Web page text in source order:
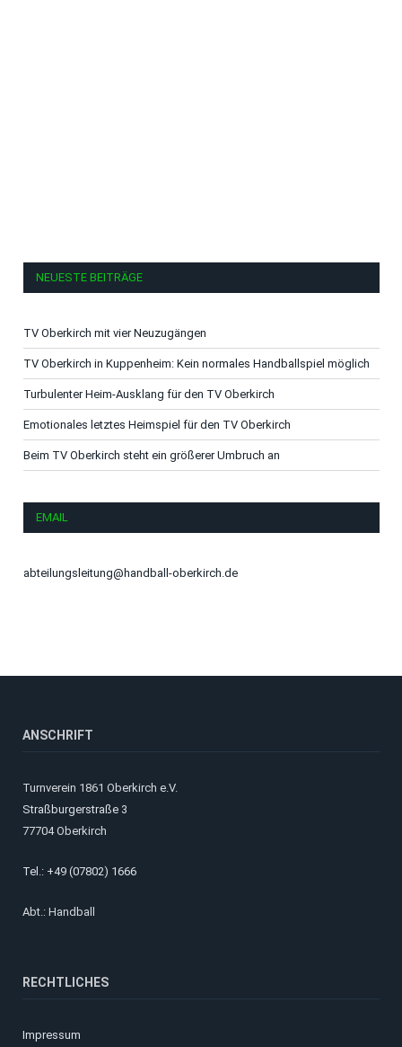
NEUESTE BEITRÄGE
TV Oberkirch mit vier Neuzugängen
TV Oberkirch in Kuppenheim: Kein normales Handballspiel möglich
Turbulenter Heim-Ausklang für den TV Oberkirch
Emotionales letztes Heimspiel für den TV Oberkirch
Beim TV Oberkirch steht ein größerer Umbruch an
EMAIL
abteilungsleitung@handball-oberkirch.de
ANSCHRIFT
Turnverein 1861 Oberkirch e.V.
Straßburgerstraße 3
77704 Oberkirch
Tel.: +49 (07802) 1666
Abt.: Handball
RECHTLICHES
Impressum